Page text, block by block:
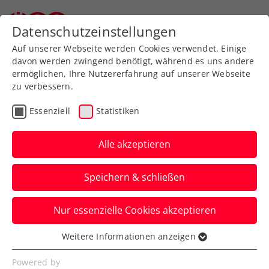
Aktuelle News
News filtern
Datenschutzeinstellungen
Auf unserer Webseite werden Cookies verwendet. Einige
davon werden zwingend benötigt, während es uns andere
ermöglichen, Ihre Nutzererfahrung auf unserer Webseite
zu verbessern.
Essenziell Statistiken
Alle akzeptieren
Speichern & schließen
Nur essenzielle Cookies akzeptieren
Essenziell
Essenzielle Cookies werden für grundlegende
Weitere Informationen anzeigen
Powered by